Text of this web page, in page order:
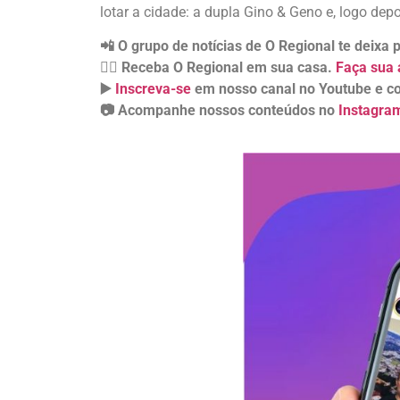
lotar a cidade: a dupla Gino & Geno e, logo
📲 O grupo de notícias de O Regional te
👉🏻 Receba O Regional em sua casa. Faça
▶️ Inscreva-se em nosso canal no Youtube e
📷 Acompanhe nossos conteúdos no